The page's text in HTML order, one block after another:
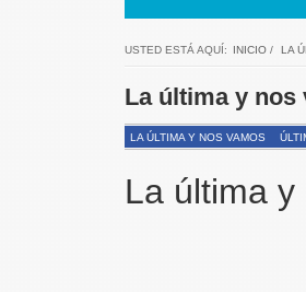
USTED ESTÁ AQUÍ: INICIO/ LA
La última y nos
LA ÚLTIMA Y NOS VAMOS
La última